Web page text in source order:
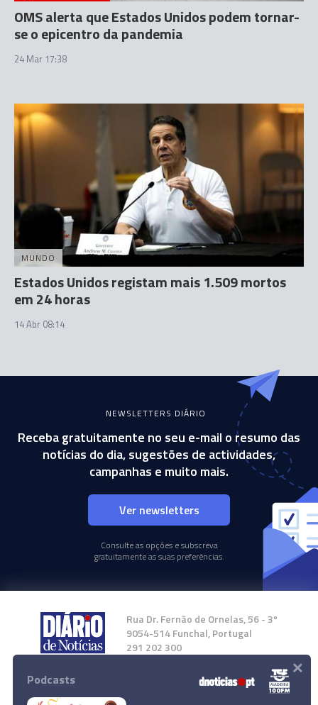
OMS alerta que Estados Unidos podem tornar-
se o epicentro da pandemia
24 Mar 17:38
MUNDO
Estados Unidos registam mais 1.509 mortos
em 24 horas
14 Abr 08:14
NEWSLETTERS DIÁRIO
Receba gratuitamente no seu e-mail o resumo das
notícias do dia, sugestões de actividades,
campanhas e muito mais.
Ver newsletters
Consulte as opções e subscreva
gratuitamente as suas preferências.
Rua Dr. Fernão de Ornelas, 56 - 3º
9054-514 Funchal, Portugal
291 202 300
Instale a nossa App
Podcasts ×